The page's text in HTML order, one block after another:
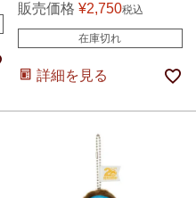
販売価格 ¥2,750税込
在庫切れ
詳細を見る